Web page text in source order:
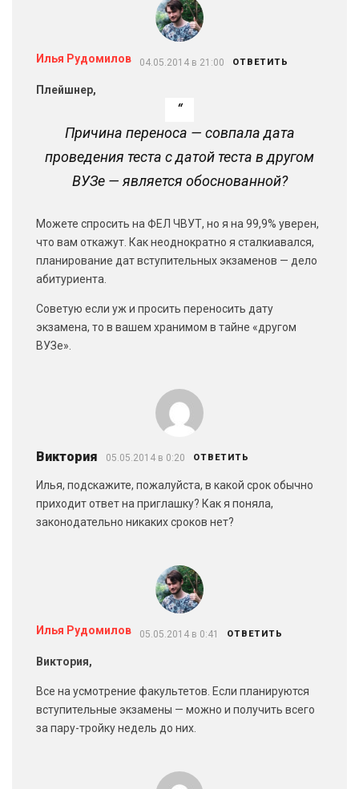
Илья Рудомилов 04.05.2014 в 21:00 ОТВЕТИТЬ
Плейшнер,
Причина переноса — совпала дата
проведения теста с датой теста в другом
ВУЗе — является обоснованной?
Можете спросить на ФЕЛ ЧВУТ, но я на 99,9% уверен,
что вам откажут. Как неоднократно я сталкиавался,
планирование дат вступительных экзаменов — дело
абитуриента.
Советую если уж и просить переносить дату
экзамена, то в вашем хранимом в тайне «другом
ВУЗе».
Виктория 05.05.2014 в 0:20 ОТВЕТИТЬ
Илья, подскажите, пожалуйста, в какой срок обычно
приходит ответ на приглашку? Как я поняла,
законодательно никаких сроков нет?
Илья Рудомилов 05.05.2014 в 0:41 ОТВЕТИТЬ
Виктория,
Все на усмотрение факультетов. Если планируются
вступительные экзамены — можно и получить всего
за пару-тройку недель до них.